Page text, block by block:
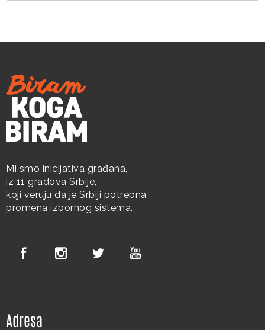
Mi smo inicijativa građana,
iz 11 gradova Srbije,
koji veruju da je Srbiji potrebna
promena izbornog sistema.
Adresa